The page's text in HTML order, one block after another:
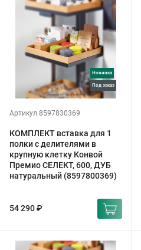
Новинка
под заказ
Артикул 8597830369
КОМПЛЕКТ вставка для 1
полки с делителями в
крупную клетку Конвой
Премио СЕЛЕКТ, 600, ДУБ
натуральный (8597800369)
54 290 ₽